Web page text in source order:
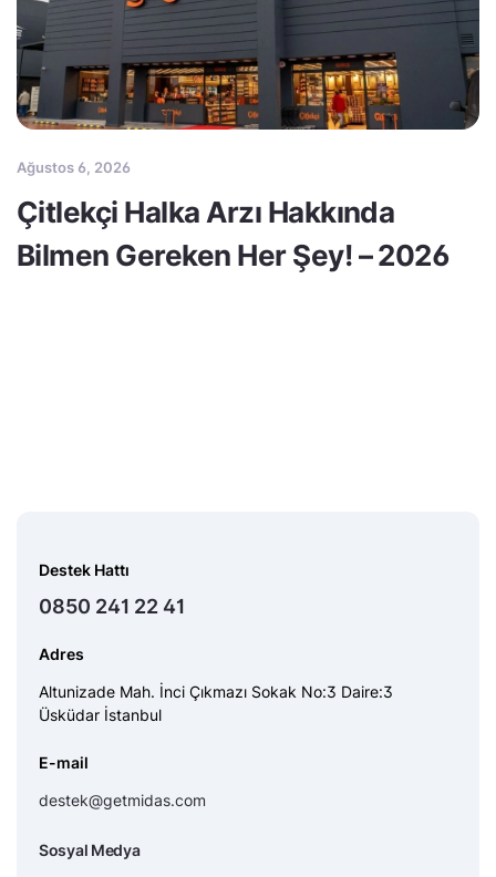
Ağustos 6, 2026
Çitlekçi Halka Arzı Hakkında
Bilmen Gereken Her Şey! – 2026
Destek Hattı
0850 241 22 41
Adres
Altunizade Mah. İnci Çıkmazı Sokak No:3 Daire:3
Üsküdar İstanbul
E-mail
destek@getmidas.com
Sosyal Medya